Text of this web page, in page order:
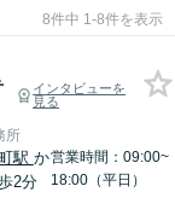
8件中 1-8件を表示
インタビューを
見る
所
駅 か
2分
営業時間：09:00~
18:00（平日）